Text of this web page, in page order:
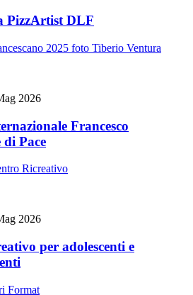
PizzArtist DLF
2026
Francesco
Pace
2026
per adolescenti e